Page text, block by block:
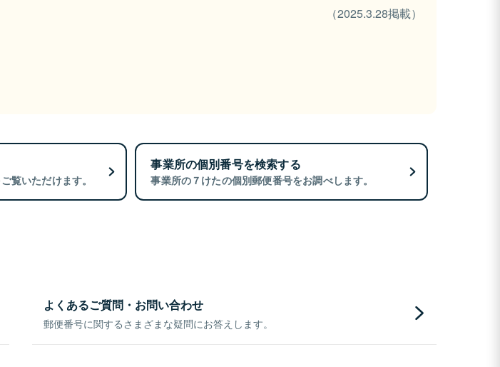
（2025.3.28掲載）
覧いただけます。
事業所の個別番号を検索する
事業所の７けたの個別郵便番号をお調べします。
よくあるご質問・お問い合わせ
郵便番号に関するさまざまな疑問にお答えします。